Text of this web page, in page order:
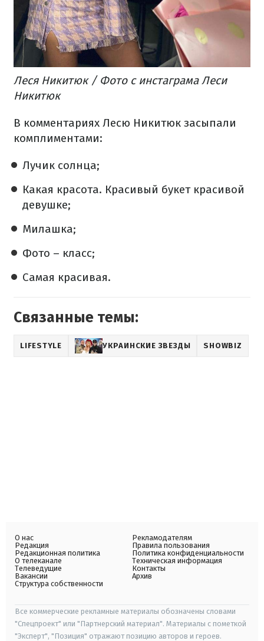
Леся Никитюк / Фото с инстаграма Леси
Никитюк
В комментариях Лесю Никитюк засыпали
комплиментами:
Лучик солнца;
Какая красота. Красивый букет красивой
девушке;
Милашка;
Фото – класс;
Самая красивая.
Связанные темы:
LIFESTYLE УКРАИНСКИЕ ЗВЕЗДЫ SHOWBIZ
О нас
Редакция
Редакционная политика
О телеканале
Телеведущие
Вакансии
Структура собственности
Рекламодателям
Правила пользования
Политика конфиденциальности
Техническая информация
Контакты
Архив
Все коммерческие рекламные материалы обозначены словами
"Спецпроект" или "Партнерский материал". Материалы с пометкой
"Эксперт", "Позиция" отражают позицию авторов и героев.